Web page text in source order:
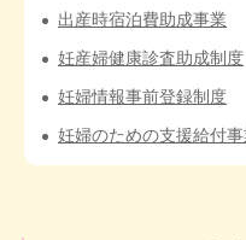
出産時宿泊費助成事業
妊産婦健康診査助成制度
妊婦情報事前登録制度
妊婦のための支援給付事